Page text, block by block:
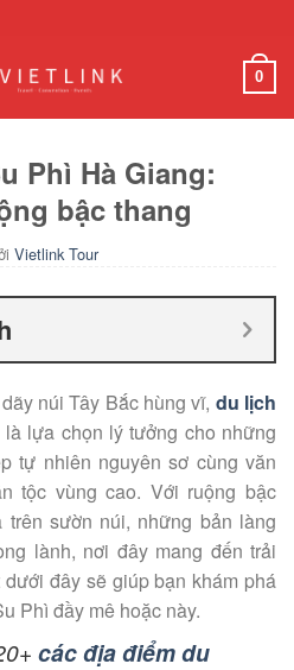
0
Phì Hà Giang:
bậc thang
Vietlink Tour
núi Tây Bắc hùng vĩ, du lịch
là lựa chọn lý tưởng cho những
tự nhiên nguyên sơ cùng văn
tộc vùng cao. Với ruộng bậc
sườn núi, những bản làng
lành, nơi đây mang đến trải
đây sẽ giúp bạn khám phá
Phì đầy mê hoặc này.
các địa điểm du